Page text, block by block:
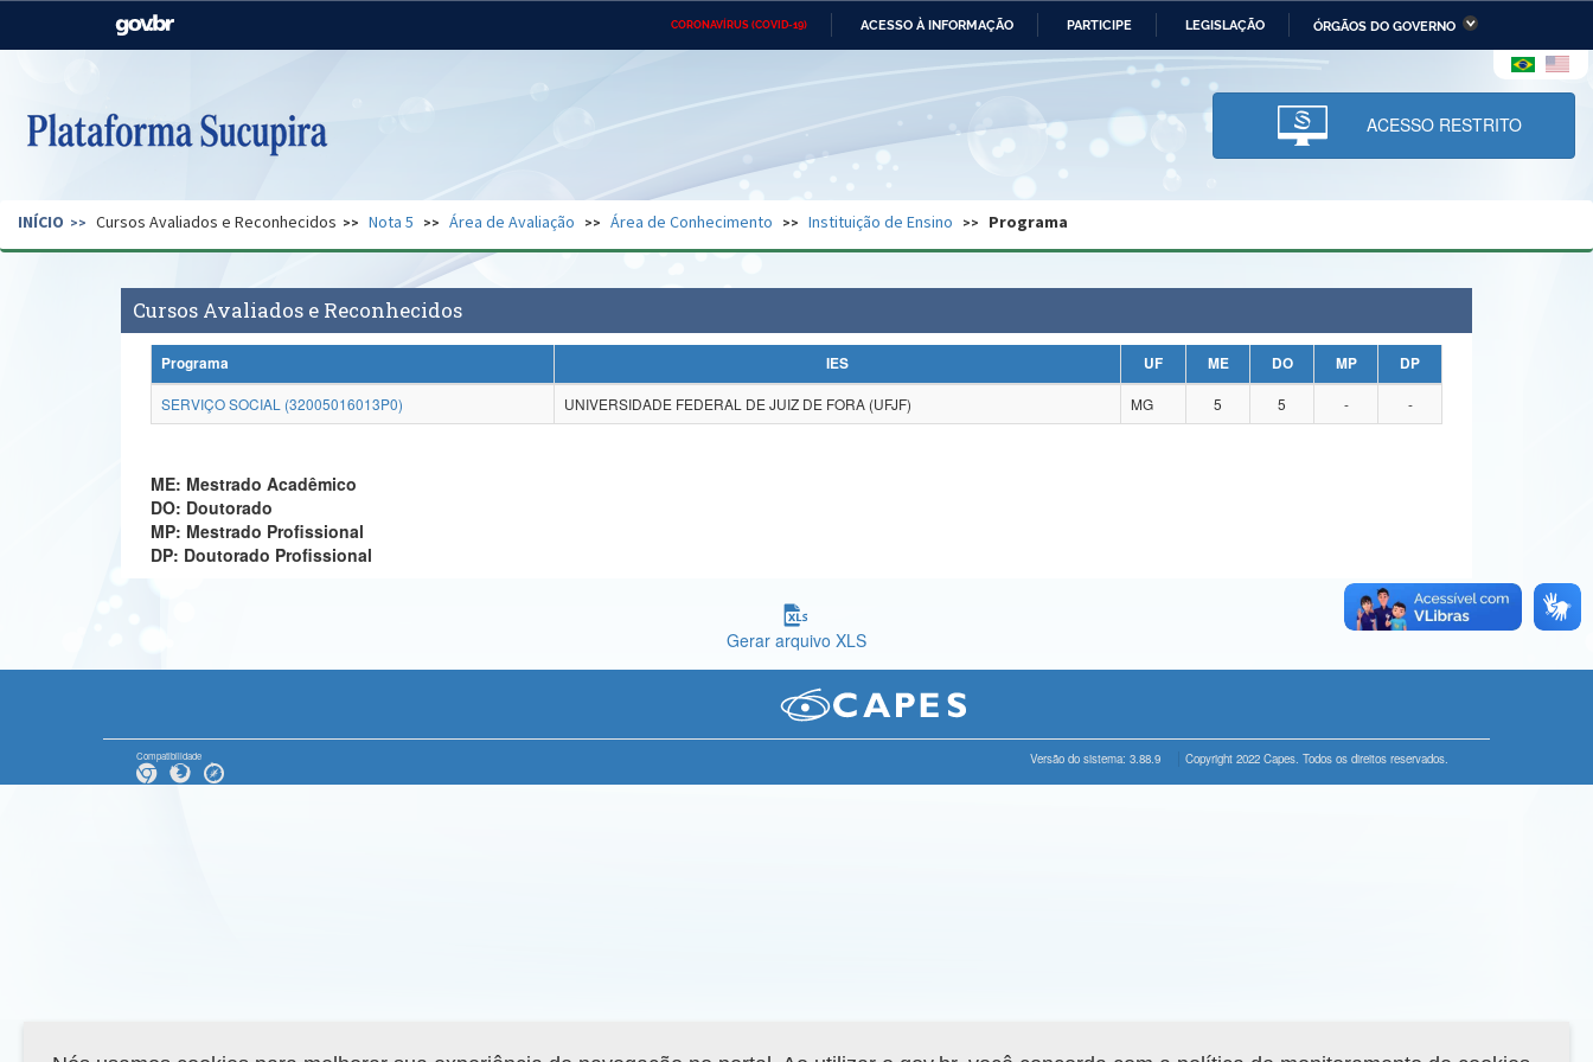
CORONAVÍRUS (COVID-19) ACESSO À INFORMAÇÃO PARTICIPE LEGISLAÇÃO ÓRGÃOS DO GOVERNO
Casa Civil Ministério das Relações Ministério da Economia Ministério da Infraestrutura
Pecuária e Abastecimento
Ministério da Ciência,
Tecnologia, Inovações e
Comunicações
Ministério do Desenvolvimento
Regional e dos Direitos Humanos
Secretaria de Governo Gabinete de Segurança Advocacia-Geral da União Banco Central do Brasil Planalto
ACESSO RESTRITO
INÍCIO Cursos Avaliados e Reconhecidos Nota 5 Área de Avaliação Área de Conhecimento Instituição de Ensino Programa
Cursos Avaliados e Reconhecidos
Programa IES UF ME DO MP
DP
SERVIÇO SOCIAL (32005016013P0)
UNIVERSIDADE FEDERAL DE JUIZ DE FORA (UFJF) MG 5 5 - -
ME: Mestrado Acadêmico
DO: Doutorado
MP: Mestrado Profissional
DP: Doutorado Profissional
Gerar arquivo XLS
Compatibilidade Versão do sistema: 3.88.9 Copyright 2022 Capes. Todos os direitos reservados.